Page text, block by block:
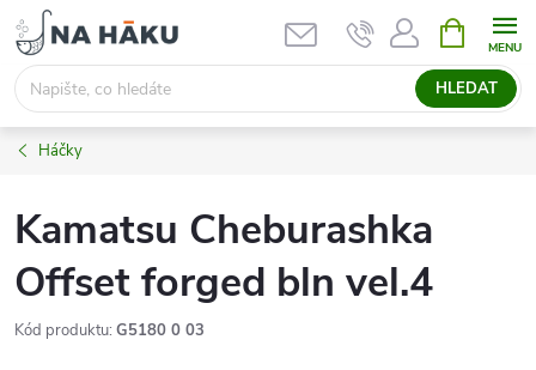
Přejít
na
obsah
HLEDAT
NÁKUPNÍ
KOŠÍK
Háčky
Kamatsu Cheburashka
Offset forged bln vel.4
Kód produktu: G5180 0 03